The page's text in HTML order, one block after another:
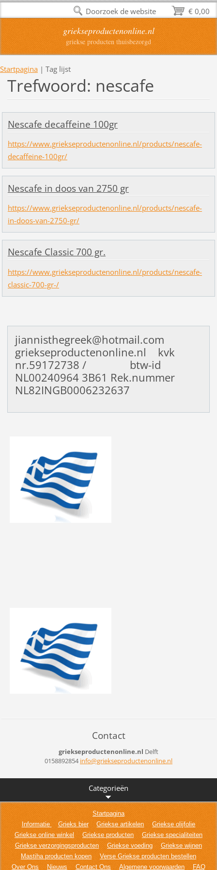
griekseproductenonline.nl
griekse producten thuisbezorgd
Startpagina | Tag lijst
Trefwoord: nescafe
Nescafe decaffeine 100gr
https://www.griekseproductenonline.nl/products/nescafe-
decaffeine-100gr/
Nescafe in doos van 2750 gr
https://www.griekseproductenonline.nl/products/nescafe-
in-doos-van-2750-gr/
Nescafe Classic 700 gr.
https://www.griekseproductenonline.nl/products/nescafe-
classic-700-gr-/
jiannisthegreek@hotmail.com
griekseproductenonline.nl kvk
nr.59172738 / btw-id
NL002409643B61 Rek.nummer
NL82INGB0006232637
Contact
griekseproductenonline.nl Delft
0158892854info@griekseproductenonline.nl
Categorieën
Startpagina
Informatie
Grieks bier Griekse artikelen
Griekse olijfolie
Griekse online winkel
Griekse producten
Griekse specialiteiten
Griekse verzorgingsproducten
Griekse voeding
Griekse wijnen
Mastiha producten kopen
Verse Griekse producten bestellen
Over Ons
Nieuws Contact Ons Algemene voorwaarden FAQ
€ 0,00
Doorzoek de website